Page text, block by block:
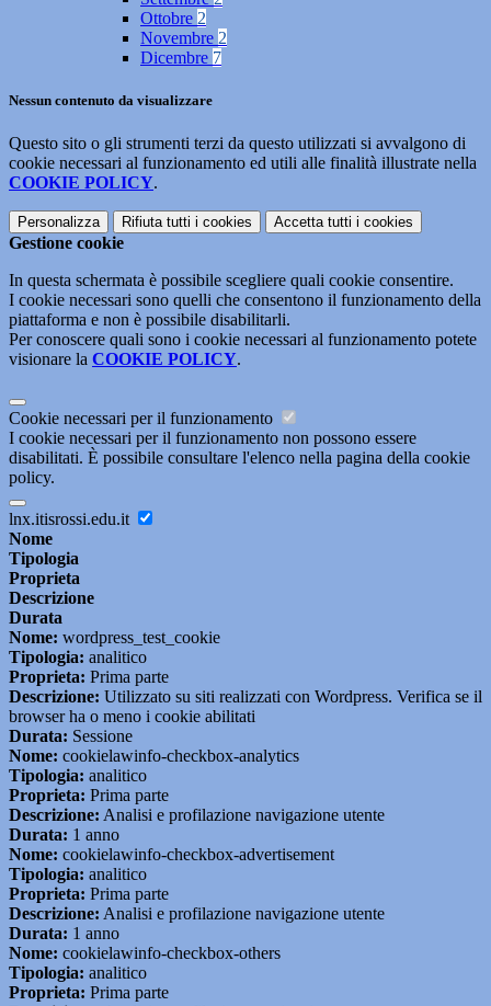
Ottobre 2
Novembre 2
Dicembre 7
Nessun contenuto da visualizzare
Questo sito o gli strumenti terzi da questo utilizzati si avvalgono di
cookie necessari al funzionamento ed utili alle finalità illustrate nella
COOKIE POLICY.
Personalizza Rifiuta tutti i cookies Accetta tutti i cookies
Gestione cookie
In questa schermata è possibile scegliere quali cookie consentire.
I cookie necessari sono quelli che consentono il funzionamento della
piattaforma e non è possibile disabilitarli.
Per conoscere quali sono i cookie necessari al funzionamento potete
visionare la COOKIE POLICY.
Cookie necessari per il funzionamento
I cookie necessari per il funzionamento non possono essere
disabilitati. È possibile consultare l'elenco nella pagina della cookie
policy.
lnx.itisrossi.edu.it
Nome
Tipologia
Proprieta
Descrizione
Durata
Nome: wordpress_test_cookie
Tipologia: analitico
Proprieta: Prima parte
Descrizione: Utilizzato su siti realizzati con Wordpress. Verifica se il
browser ha o meno i cookie abilitati
Durata: Sessione
Nome: cookielawinfo-checkbox-analytics
Tipologia: analitico
Proprieta: Prima parte
Descrizione: Analisi e profilazione navigazione utente
Durata: 1 anno
Nome: cookielawinfo-checkbox-advertisement
Tipologia: analitico
Proprieta: Prima parte
Descrizione: Analisi e profilazione navigazione utente
Durata: 1 anno
Nome: cookielawinfo-checkbox-others
Tipologia: analitico
Proprieta: Prima parte